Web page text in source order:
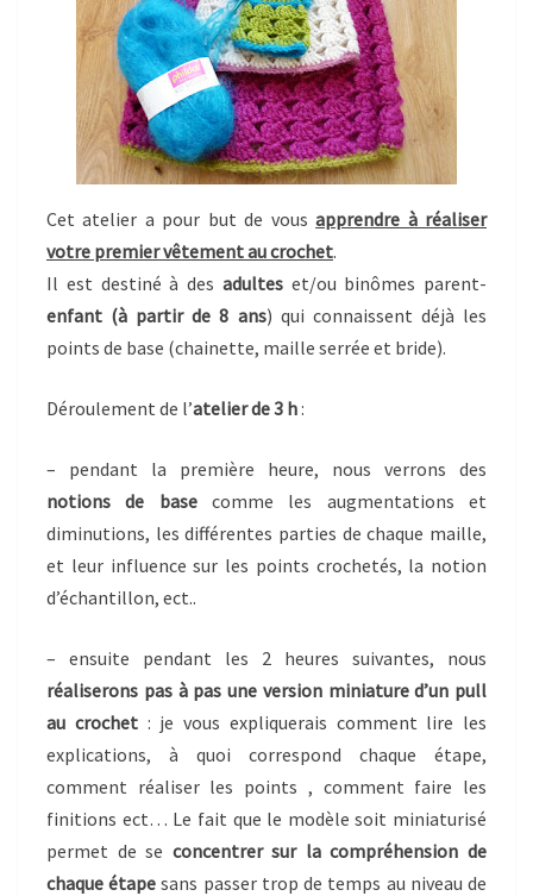
Cet atelier a pour but de vousapprendre à réaliser
votre premier vêtement au crochet.
Il est destiné à des adulteset/ou binômes parent-
enfant (à partir de 8 ans) qui connaissent déjà les
points de base (chainette, maille serrée et bride).
Déroulement de l’atelier de 3 h:
– pendant la première heure, nous verrons des
notions de basecomme les augmentations et
diminutions, les différentes parties de chaque maille,
et leur influence sur les points crochetés, la notion
d’échantillon, ect..
– ensuite pendant les 2 heures suivantes, nous
réaliserons pas à pas une version miniature d’un pull
au crochet : je vous expliquerais comment lire les
explications, à quoi correspond chaque étape,
comment réaliser les points , comment faire les
finitions ect… Le fait que le modèle soit miniaturisé
permet de se concentrer sur la compréhension de
chaque étape sans passer trop de temps au niveau de